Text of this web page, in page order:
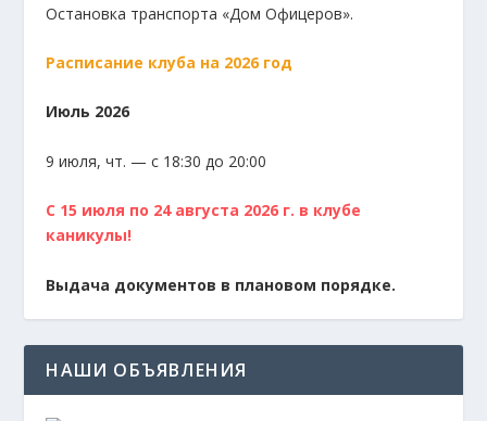
Остановка транспорта «Дом Офицеров».
Расписание клуба на 2026 год
Июль 2026
9 июля, чт. — с 18:30 до 20:00
С 15 июля по 24 августа 2026 г. в клубе
каникулы!
Выдача документов в плановом порядке.
НАШИ ОБЪЯВЛЕНИЯ